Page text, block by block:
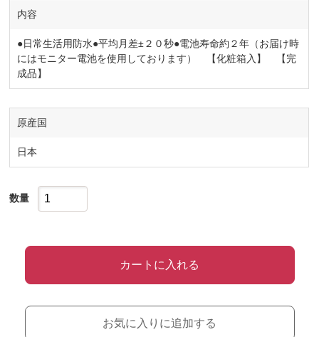
内容
●日常生活用防水●平均月差±２０秒●電池寿命約２年（お届け時
にはモニター電池を使用しております） 【化粧箱入】 【完
成品】
原産国
日本
数量
カートに入れる
お気に入りに追加する